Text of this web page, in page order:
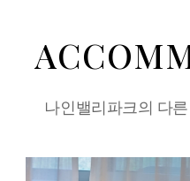
나인밸리파크의 다